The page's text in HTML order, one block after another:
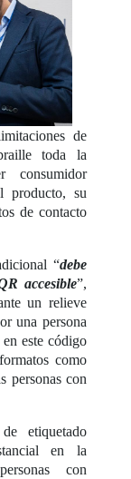
de
toda la
consumidor
producto, su
de contacto
“debe
accesible”,
un relieve
una persona
este código
como
personas con
etiquetado
en la
con